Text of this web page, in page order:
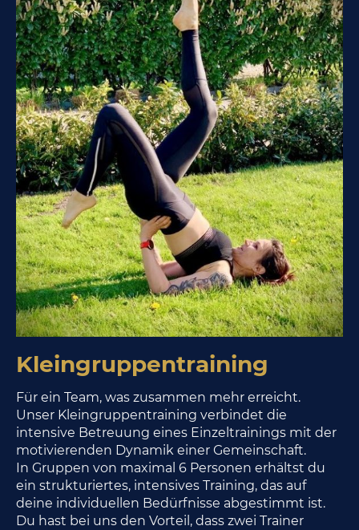
Kleingruppentraining
Für ein Team, was zusammen mehr erreicht.
Unser Kleingruppentraining verbindet die
intensive Betreuung eines Einzeltrainings mit der
motivierenden Dynamik einer Gemeinschaft.
In Gruppen von maximal 6 Personen erhältst du
ein strukturiertes, intensives Training, das auf
deine individuellen Bedürfnisse abgestimmt ist.
Du hast bei uns den Vorteil, dass zwei Trainer